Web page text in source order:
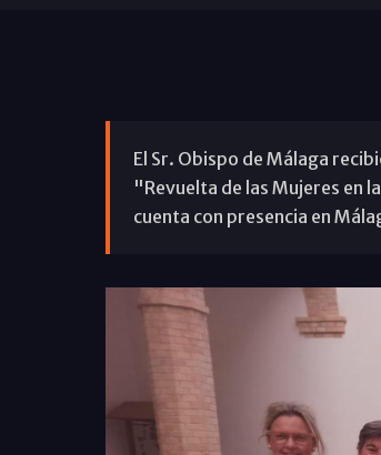
El Sr. Obispo de Málaga
"Revuelta de las Mujeres en
cuenta con presencia en